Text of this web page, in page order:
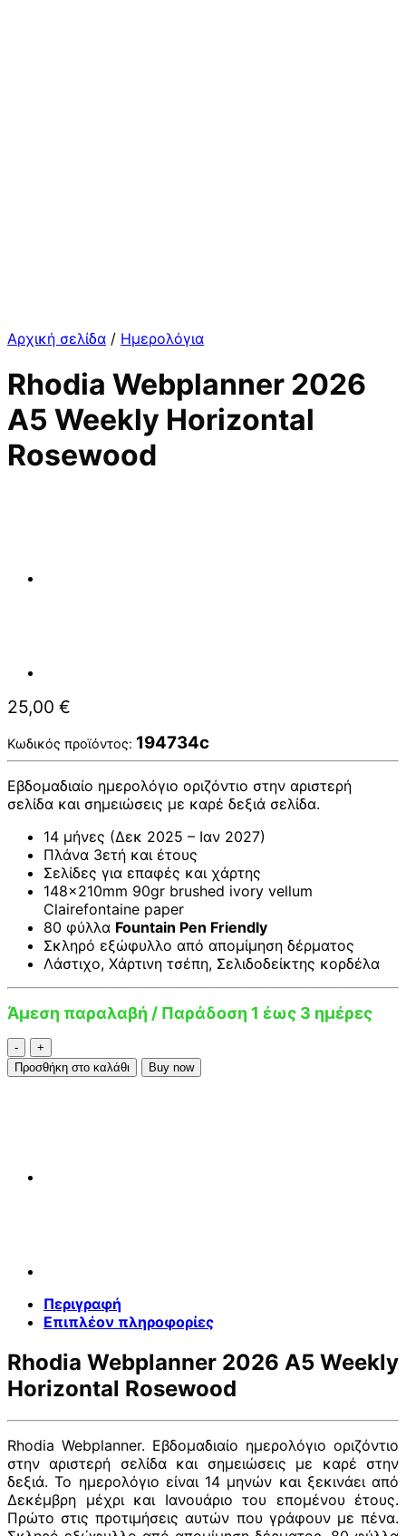
Αρχική σελίδα / Ημερολόγια
Rhodia Webplanner 2026
A5 Weekly Horizontal
Rosewood
25,00 €
Κωδικός προϊόντος: 194734c
Εβδομαδιαίο ημερολόγιο οριζόντιο στην αριστερή
σελίδα και σημειώσεις με καρέ δεξιά σελίδα.
14 μήνες (Δεκ 2025 – Ιαν 2027)
Πλάνα 3ετή και έτους
Σελίδες για επαφές και χάρτης
148x210mm 90gr brushed ivory vellum
Clairefontaine paper
80 φύλλα Fountain Pen Friendly
Σκληρό εξώφυλλο από απομίμηση δέρματος
Λάστιχο, Χάρτινη τσέπη, Σελιδοδείκτης κορδέλα
Άμεση παραλαβή / Παράδοση 1 έως 3 ημέρες
Rhodia
Webplanner
2026
ποσότητα
Προσθήκη στο καλάθι Buy now
Περιγραφή
Επιπλέον πληροφορίες
Rhodia Webplanner 2026 A5 Weekly
Horizontal Rosewood
Rhodia Webplanner. Εβδομαδιαίο ημερολόγιο οριζόντιο
στην αριστερή σελίδα και σημειώσεις με καρέ στην
δεξιά. Το ημερολόγιο είναι 14 μηνών και ξεκινάει από
Δεκέμβρη μέχρι και Ιανουάριο του επομένου έτους.
Πρώτο στις προτιμήσεις αυτών που γράφουν με πένα.